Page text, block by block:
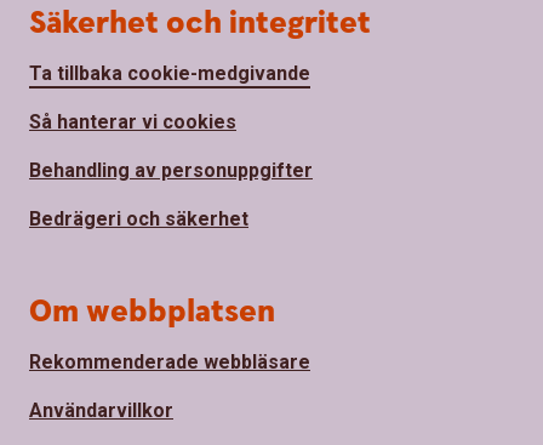
Säkerhet och integritet
Ta tillbaka cookie-medgivande
Så hanterar vi cookies
Behandling av personuppgifter
Bedrägeri och säkerhet
Om webbplatsen
Rekommenderade webbläsare
Användarvillkor